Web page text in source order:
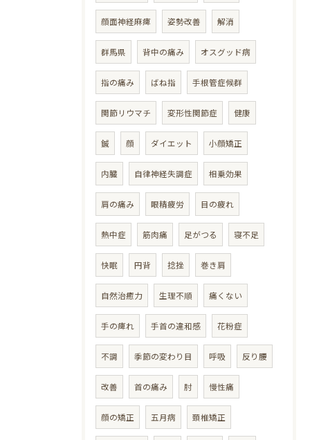
顔面神経麻痺 姿勢改善 解消
群馬県 背中の痛み オスグッド病
指の痛み ばね指 手根管症候群
関節リウマチ 変形性関節症 健康
鍼 顔 ダイエット 小顔矯正
内臓 自律神経失調症 相乗効果
肩の痛み 眼精疲労 目の疲れ
熱中症 筋肉痛 足がつる 寝不足
快眠 円背 捻挫 巻き肩
自然治癒力 生理不順 痛くない
手の痺れ 手首の違和感 花粉症
不調 季節の変わり目 呼吸 反り腰
改善 首の痛み 肘 慢性痛
顔の矯正 五月病 頚椎矯正